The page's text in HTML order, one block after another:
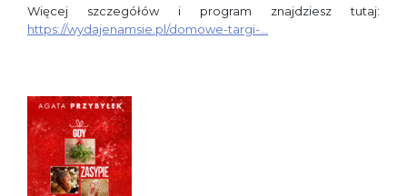
Więcej szczegółów i program znajdziesz tutaj:
https://wydajenamsie.pl/domowe-targi-…